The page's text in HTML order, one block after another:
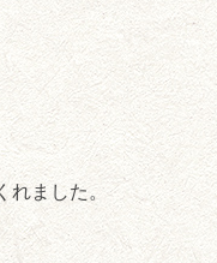
れました。